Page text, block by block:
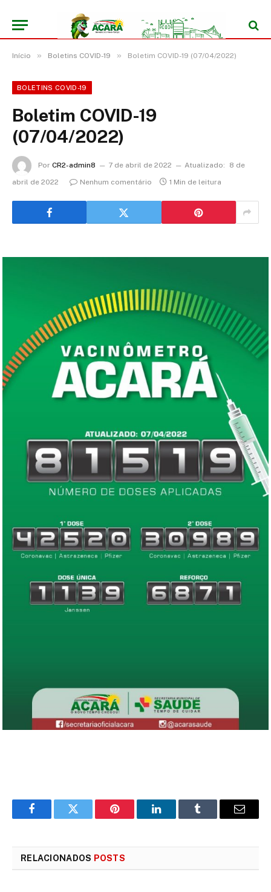
Início » Boletins COVID-19 » Boletim COVID-19 (07/04/2022)
BOLETINS COVID-19
Boletim COVID-19
(07/04/2022)
Por CR2-admin8 7 de abril de 2022 Atualizado:
8 de
abril de 2022
Nenhum comentário 1 Min de leitura
FacebookTwitter Pinterest LinkedInTumblr
E-
RELACIONADOS POSTS